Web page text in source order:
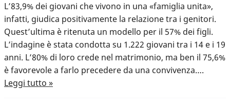
L’83,9% dei giovani che vivono in una «famiglia unita»,
infatti, giudica positivamente la relazione tra i genitori.
Quest’ultima è ritenuta un modello per il 57% dei figli.
L’indagine è stata condotta su 1.222 giovani tra i 14 e i 19
anni. L’80% di loro crede nel matrimonio, ma ben il 75,6%
è favorevole a farlo precedere da una convivenza….
Leggi tutto »